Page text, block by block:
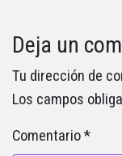
Deja un
Tu dirección de
Los campos
Comentario*